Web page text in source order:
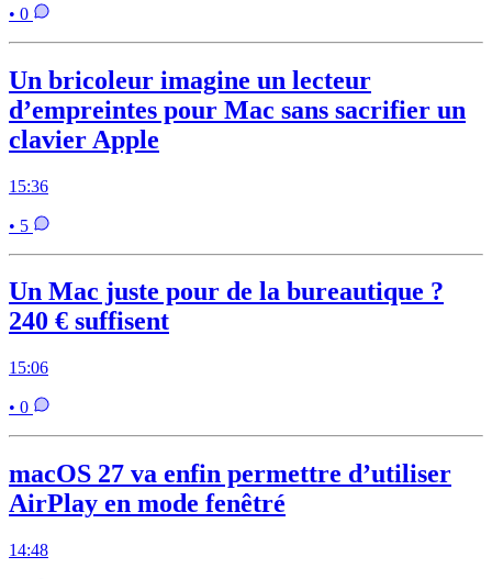
• 0
Un bricoleur imagine un lecteur
d’empreintes pour Mac sans sacrifier un
clavier Apple
15:36
• 5
Un Mac juste pour de la bureautique ?
240 € suffisent
15:06
• 0
macOS 27 va enfin permettre d’utiliser
AirPlay en mode fenêtré
14:48